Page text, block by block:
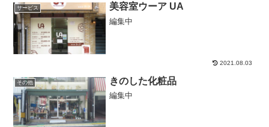
サービス 美容室ウーア UA
編集中
2021.08.03
その他 きのした化粧品
編集中